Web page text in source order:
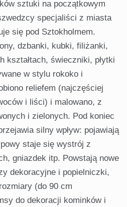
sztuki na początkowym
specjaliści z miasta
się pod Sztokholmem.
dzbanki, kubki, filiżanki,
kształtach, świeczniki, płytki
w stylu rokoko i
reliefem (najczęściej
i liści) i malowano, z
i zielonych. Pod koniec
silny wpływ: pojawiają
staje się wystrój z
gniazdek itp. Powstają nowe
dekoracyjne i popielniczki,
(do 90 cm
do dekoracji kominków i